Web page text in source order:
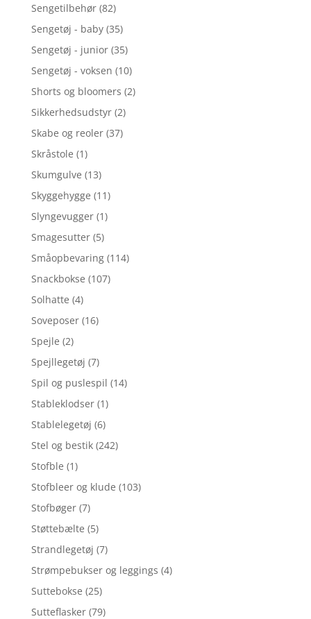
Sengetilbehør (82)
Sengetøj - baby (35)
Sengetøj - junior (35)
Sengetøj - voksen (10)
Shorts og bloomers (2)
Sikkerhedsudstyr (2)
Skabe og reoler (37)
Skråstole (1)
Skumgulve (13)
Skyggehygge (11)
Slyngevugger (1)
Smagesutter (5)
Småopbevaring (114)
Snackbokse (107)
Solhatte (4)
Soveposer (16)
Spejle (2)
Spejllegetøj (7)
Spil og puslespil (14)
Stableklodser (1)
Stablelegetøj (6)
Stel og bestik (242)
Stofble (1)
Stofbleer og klude (103)
Stofbøger (7)
Støttebælte (5)
Strandlegetøj (7)
Strømpebukser og leggings (4)
Suttebokse (25)
Sutteflasker (79)